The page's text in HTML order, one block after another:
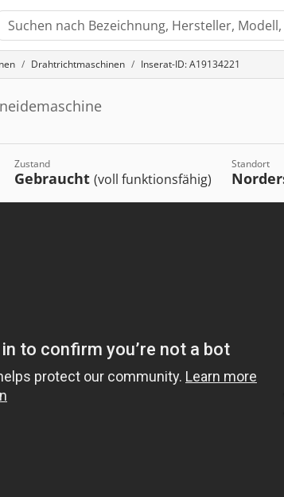
Drahtrichtmaschinen Inserat-ID: A19134221
Zustand
Gebraucht (voll funktionsfähig)
Standort